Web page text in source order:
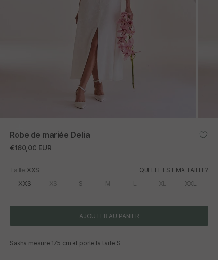
Robe de mariée Delia
Prix promotionnel
€160,00 EUR
Taille:XXS QUELLE EST MA TAILLE?
XXS XS S M L XL XXL
AJOUTER AU PANIER
Sasha mesure 175 cm et porte la taille S